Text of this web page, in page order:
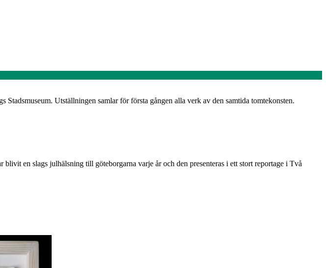
Utställningen samlar för första gången alla verk av den samtida tomtekonsten.
en slags julhälsning till göteborgarna varje år och den presenteras i ett stort reportage i Två